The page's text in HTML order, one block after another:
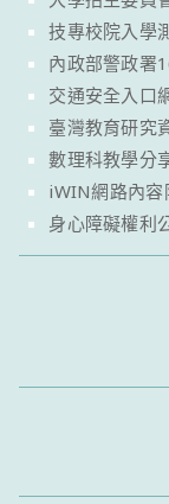
技專校院入學
內政部警政署
交通安全入口
臺灣教育研究
數理科教學分
iWIN網路內容
身心障礙權利